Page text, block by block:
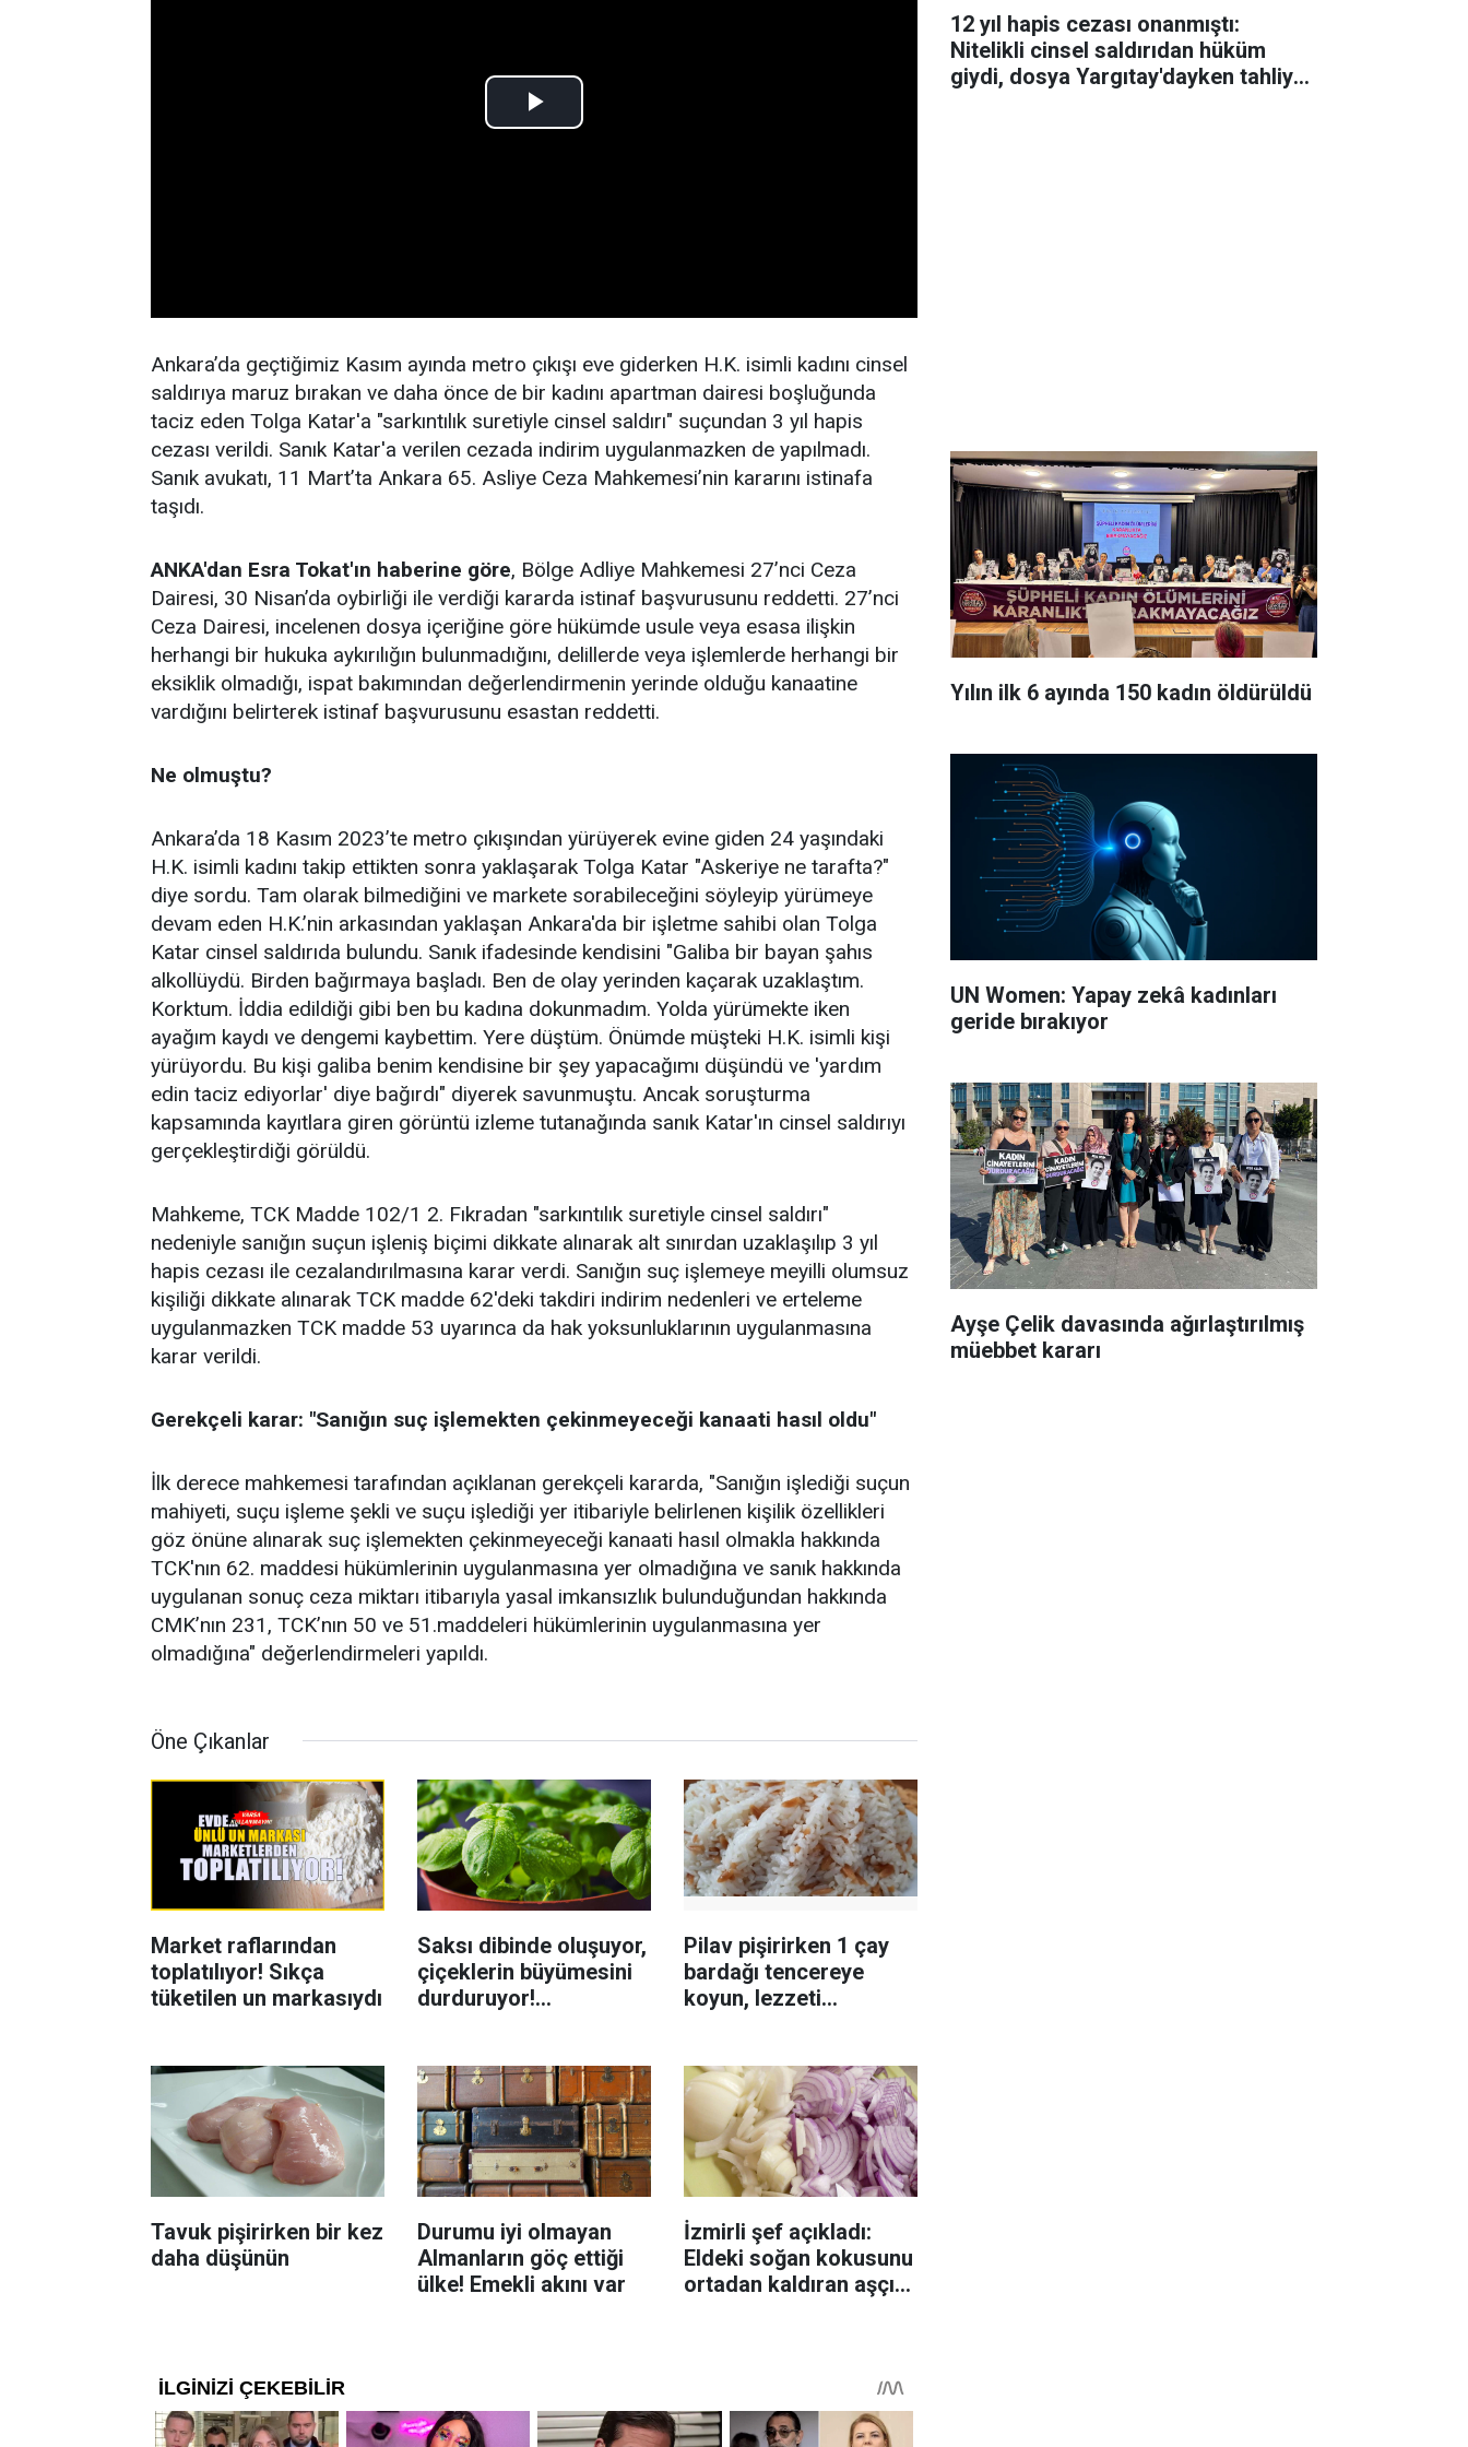
Ankara’da geçtiğimiz Kasım ayında metro çıkışı eve giderken H.K. isimli kadını cinsel
saldırıya maruz bırakan ve daha önce de bir kadını apartman dairesi boşluğunda
taciz eden Tolga Katar'a "sarkıntılık suretiyle cinsel saldırı" suçundan 3 yıl hapis
cezası verildi. Sanık Katar'a verilen cezada indirim uygulanmazken de yapılmadı.
Sanık avukatı, 11 Mart’ta Ankara 65. Asliye Ceza Mahkemesi’nin kararını istinafa
taşıdı.
ANKA'dan Esra Tokat'ın haberine göre, Bölge Adliye Mahkemesi 27’nci Ceza
Dairesi, 30 Nisan’da oybirliği ile verdiği kararda istinaf başvurusunu reddetti. 27’nci
Ceza Dairesi, incelenen dosya içeriğine göre hükümde usule veya esasa ilişkin
herhangi bir hukuka aykırılığın bulunmadığını, delillerde veya işlemlerde herhangi bir
eksiklik olmadığı, ispat bakımından değerlendirmenin yerinde olduğu kanaatine
vardığını belirterek istinaf başvurusunu esastan reddetti.
Ne olmuştu?
Ankara’da 18 Kasım 2023’te metro çıkışından yürüyerek evine giden 24 yaşındaki
H.K. isimli kadını takip ettikten sonra yaklaşarak Tolga Katar "Askeriye ne tarafta?"
diye sordu. Tam olarak bilmediğini ve markete sorabileceğini söyleyip yürümeye
devam eden H.K.’nin arkasından yaklaşan Ankara'da bir işletme sahibi olan Tolga
Katar cinsel saldırıda bulundu. Sanık ifadesinde kendisini "Galiba bir bayan şahıs
alkollüydü. Birden bağırmaya başladı. Ben de olay yerinden kaçarak uzaklaştım.
Korktum. İddia edildiği gibi ben bu kadına dokunmadım. Yolda yürümekte iken
ayağım kaydı ve dengemi kaybettim. Yere düştüm. Önümde müşteki H.K. isimli kişi
yürüyordu. Bu kişi galiba benim kendisine bir şey yapacağımı düşündü ve 'yardım
edin taciz ediyorlar' diye bağırdı" diyerek savunmuştu. Ancak soruşturma
kapsamında kayıtlara giren görüntü izleme tutanağında sanık Katar'ın cinsel saldırıyı
gerçekleştirdiği görüldü.
Mahkeme, TCK Madde 102/1 2. Fıkradan "sarkıntılık suretiyle cinsel saldırı"
nedeniyle sanığın suçun işleniş biçimi dikkate alınarak alt sınırdan uzaklaşılıp 3 yıl
hapis cezası ile cezalandırılmasına karar verdi. Sanığın suç işlemeye meyilli olumsuz
kişiliği dikkate alınarak TCK madde 62'deki takdiri indirim nedenleri ve erteleme
uygulanmazken TCK madde 53 uyarınca da hak yoksunluklarının uygulanmasına
karar verildi.
Gerekçeli karar: "Sanığın suç işlemekten çekinmeyeceği kanaati hasıl oldu"
İlk derece mahkemesi tarafından açıklanan gerekçeli kararda, "Sanığın işlediği suçun
mahiyeti, suçu işleme şekli ve suçu işlediği yer itibariyle belirlenen kişilik özellikleri
göz önüne alınarak suç işlemekten çekinmeyeceği kanaati hasıl olmakla hakkında
TCK'nın 62. maddesi hükümlerinin uygulanmasına yer olmadığına ve sanık hakkında
uygulanan sonuç ceza miktarı itibarıyla yasal imkansızlık bulunduğundan hakkında
CMK’nın 231, TCK’nın 50 ve 51.maddeleri hükümlerinin uygulanmasına yer
olmadığına" değerlendirmeleri yapıldı.
Öne Çıkanlar
Market raflarından
toplatılıyor! Sıkça
tüketilen un markasıydı
Saksı dibinde oluşuyor,
çiçeklerin büyümesini
durduruyor!
Pilav pişirirken 1 çay
bardağı tencereye
koyun, lezzeti
Tavuk pişirirken bir kez
daha düşünün
Durumu iyi olmayan
Almanların göç ettiği
ülke! Emekli akını var
İzmirli şef açıkladı:
Eldeki soğan kokusunu
ortadan kaldıran aşçı
12 yıl hapis cezası onanmıştı:
Nitelikli cinsel saldırıdan hüküm
giydi, dosya Yargıtay'dayken tahliye
Yılın ilk 6 ayında 150 kadın öldürüldü
UN Women: Yapay zekâ kadınları
geride bırakıyor
Ayşe Çelik davasında ağırlaştırılmış
müebbet kararı